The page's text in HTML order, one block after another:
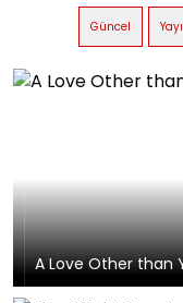
Güncel
A Love Other than